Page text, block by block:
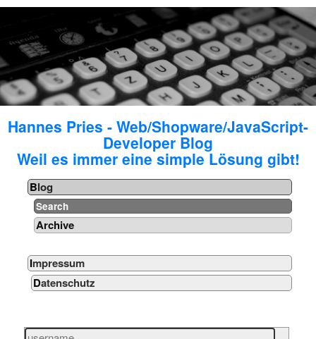
Hannes Pries - Web/Shopware/JavaScript-
Developer Blog
Weil es immer eine simple Lösung gibt!
Blog
Search
Archive
Impressum
Datenschutz